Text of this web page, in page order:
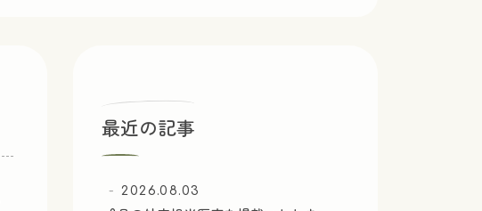
最近の記事
2026.08.03